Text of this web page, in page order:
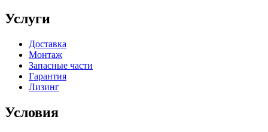
Услуги
Доставка
Монтаж
Запасные части
Гарантия
Лизинг
Условия